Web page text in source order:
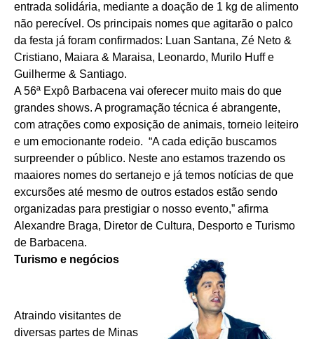
entrada solidária, mediante a doação de 1 kg de alimento
não perecível. Os principais nomes que agitarão o palco
da festa já foram confirmados: Luan Santana, Zé Neto &
Cristiano, Maiara & Maraisa, Leonardo, Murilo Huff e
Guilherme & Santiago.
A 56ª Expô Barbacena vai oferecer muito mais do que
grandes shows. A programação técnica é abrangente,
com atrações como exposição de animais, torneio leiteiro
e um emocionante rodeio. “A cada edição buscamos
surpreender o público. Neste ano estamos trazendo os
maaiores nomes do sertanejo e já temos notícias de que
excursões até mesmo de outros estados estão sendo
organizadas para prestigiar o nosso evento,” afirma
Alexandre Braga, Diretor de Cultura, Desporto e Turismo
de Barbacena.
Turismo e negócios
Atraindo visitantes de
diversas partes de Minas